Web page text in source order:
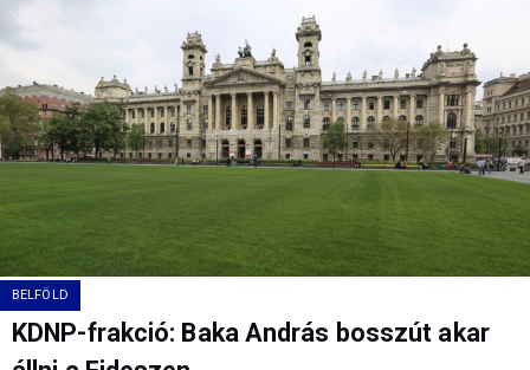
BELFÖLD
KDNP-frakció: Baka András bosszút akar